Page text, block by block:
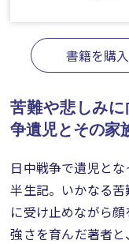
書籍を購入
苦難や悲しみ
争遺児とその家
日中戦争で遺児と
半生記。いかなる
に受け止めながら
強さを育んだ著者と